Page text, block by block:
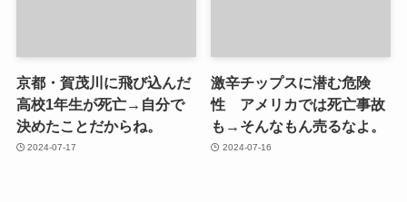
京都・賀茂川に飛び込んだ
高校1年生が死亡→自分で
決めたことだからね。
2024-07-17
激辛チップスに潜む危険
性 アメリカでは死亡事故
も→そんなもん売るなよ。
2024-07-16